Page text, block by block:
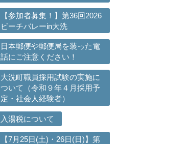
【参加者募集！】第36回2026
ビーチバレーin大洗
日本郵便や郵便局を装った電
話にご注意ください！
大洗町職員採用試験の実施に
ついて（令和９年４月採用予
定・社会人経験者）
入湯税について
【7月25日(土)・26日(日)】第